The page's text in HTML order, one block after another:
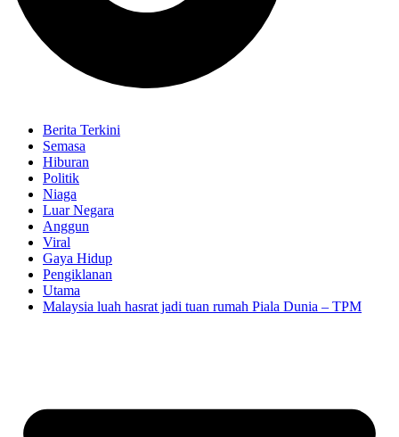
Berita Terkini
Semasa
Hiburan
Politik
Niaga
Luar Negara
Anggun
Viral
Gaya Hidup
Pengiklanan
Utama
Malaysia luah hasrat jadi tuan rumah Piala Dunia – TPM